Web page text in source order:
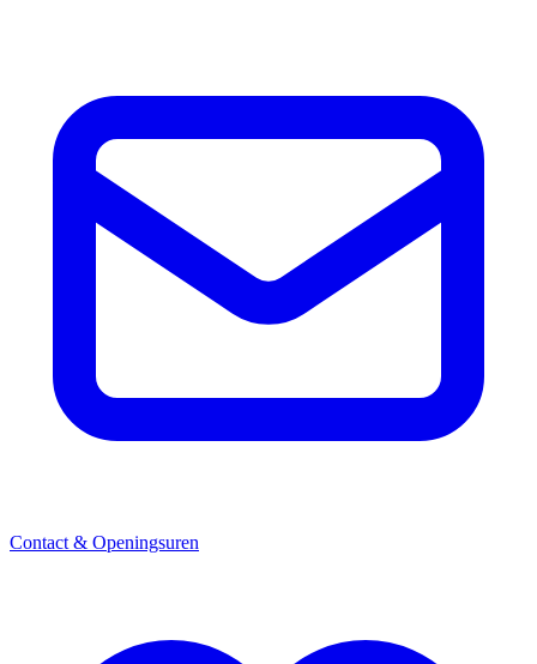
Contact & Openingsuren